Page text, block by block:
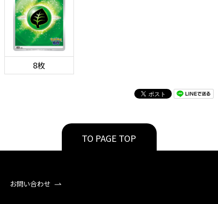
8枚
TO PAGE TOP
お問い合わせ